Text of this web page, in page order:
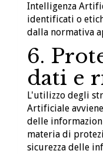
Intelligenza
identificati o
dalla normativa
6.
dati e
L'utilizzo degli
Artificiale
delle
materia di
sicurezza delle